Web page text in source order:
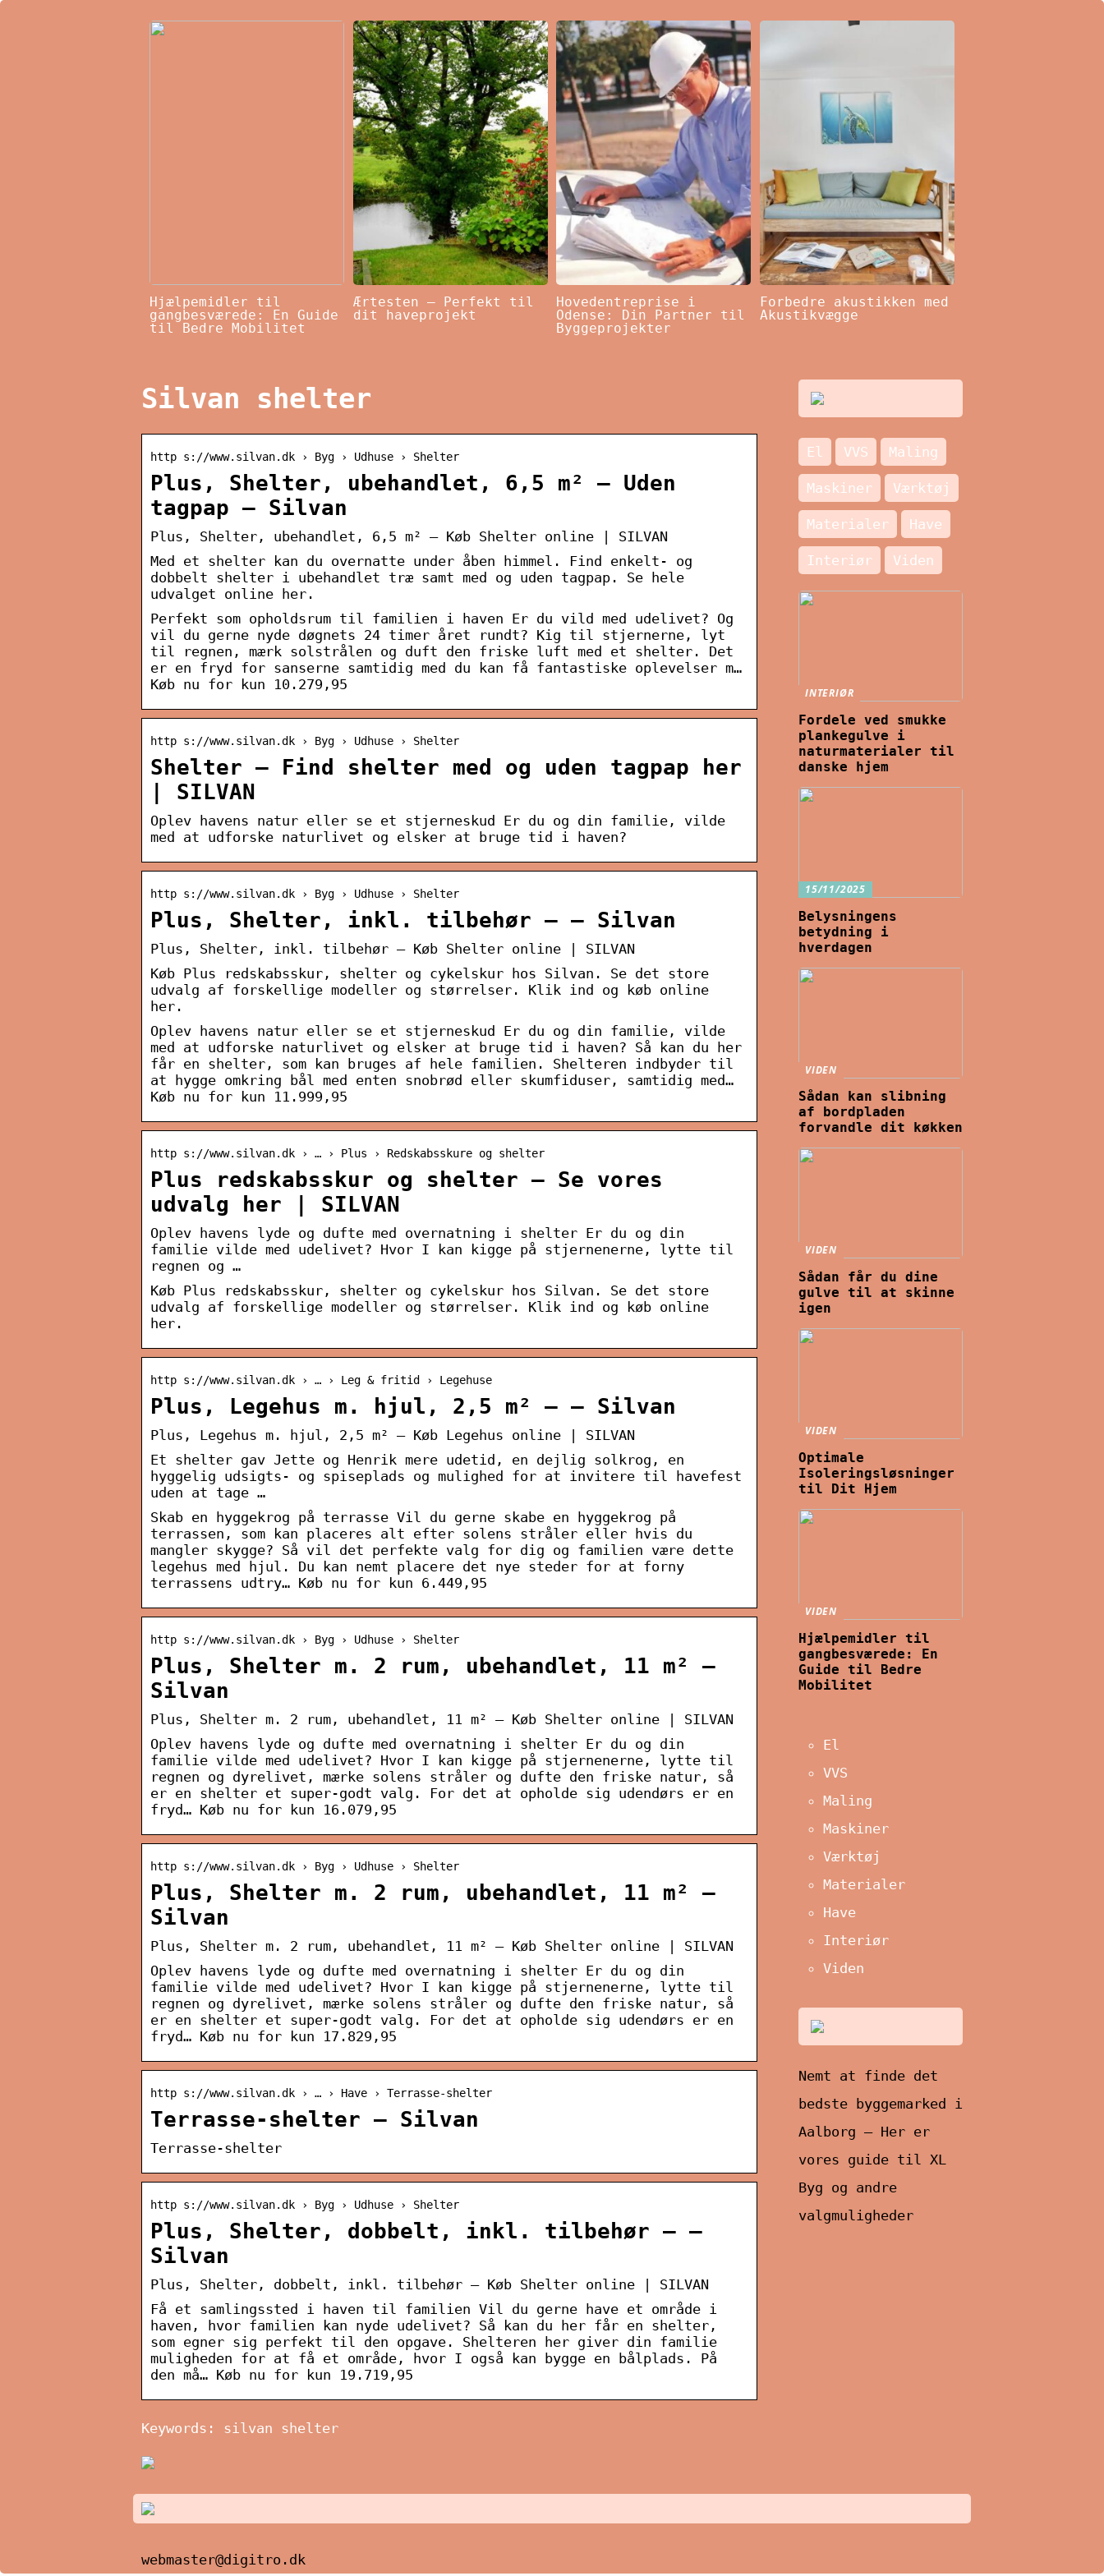
Hjælpemidler til
gangbesværede: En Guide
til Bedre Mobilitet
Ærtesten – Perfekt til
dit haveprojekt
Hovedentreprise i
Odense: Din Partner til
Byggeprojekter
Forbedre akustikken med
Akustikvægge
Silvan shelter
http s://www.silvan.dk › Byg › Udhuse › Shelter
Plus, Shelter, ubehandlet, 6,5 m² – Uden
tagpap – Silvan
Plus, Shelter, ubehandlet, 6,5 m² – Køb Shelter online | SILVAN
Med et shelter kan du overnatte under åben himmel. Find enkelt- og
dobbelt shelter i ubehandlet træ samt med og uden tagpap. Se hele
udvalget online her.
Perfekt som opholdsrum til familien i haven Er du vild med udelivet? Og
vil du gerne nyde døgnets 24 timer året rundt? Kig til stjernerne, lyt
til regnen, mærk solstrålen og duft den friske luft med et shelter. Det
er en fryd for sanserne samtidig med du kan få fantastiske oplevelser m…
Køb nu for kun 10.279,95
http s://www.silvan.dk › Byg › Udhuse › Shelter
Shelter – Find shelter med og uden tagpap her
| SILVAN
Oplev havens natur eller se et stjerneskud Er du og din familie, vilde
med at udforske naturlivet og elsker at bruge tid i haven?
http s://www.silvan.dk › Byg › Udhuse › Shelter
Plus, Shelter, inkl. tilbehør – – Silvan
Plus, Shelter, inkl. tilbehør – Køb Shelter online | SILVAN
Køb Plus redskabsskur, shelter og cykelskur hos Silvan. Se det store
udvalg af forskellige modeller og størrelser. Klik ind og køb online
her.
Oplev havens natur eller se et stjerneskud Er du og din familie, vilde
med at udforske naturlivet og elsker at bruge tid i haven? Så kan du her
får en shelter, som kan bruges af hele familien. Shelteren indbyder til
at hygge omkring bål med enten snobrød eller skumfiduser, samtidig med…
Køb nu for kun 11.999,95
http s://www.silvan.dk › … › Plus › Redskabsskure og shelter
Plus redskabsskur og shelter – Se vores
udvalg her | SILVAN
Oplev havens lyde og dufte med overnatning i shelter Er du og din
familie vilde med udelivet? Hvor I kan kigge på stjernenerne, lytte til
regnen og …
Køb Plus redskabsskur, shelter og cykelskur hos Silvan. Se det store
udvalg af forskellige modeller og størrelser. Klik ind og køb online
her.
http s://www.silvan.dk › … › Leg & fritid › Legehuse
Plus, Legehus m. hjul, 2,5 m² – – Silvan
Plus, Legehus m. hjul, 2,5 m² – Køb Legehus online | SILVAN
Et shelter gav Jette og Henrik mere udetid, en dejlig solkrog, en
hyggelig udsigts- og spiseplads og mulighed for at invitere til havefest
uden at tage …
Skab en hyggekrog på terrasse Vil du gerne skabe en hyggekrog på
terrassen, som kan placeres alt efter solens stråler eller hvis du
mangler skygge? Så vil det perfekte valg for dig og familien være dette
legehus med hjul. Du kan nemt placere det nye steder for at forny
terrassens udtry… Køb nu for kun 6.449,95
http s://www.silvan.dk › Byg › Udhuse › Shelter
Plus, Shelter m. 2 rum, ubehandlet, 11 m² –
Silvan
Plus, Shelter m. 2 rum, ubehandlet, 11 m² – Køb Shelter online | SILVAN
Oplev havens lyde og dufte med overnatning i shelter Er du og din
familie vilde med udelivet? Hvor I kan kigge på stjernenerne, lytte til
regnen og dyrelivet, mærke solens stråler og dufte den friske natur, så
er en shelter et super-godt valg. For det at opholde sig udendørs er en
fryd… Køb nu for kun 16.079,95
http s://www.silvan.dk › Byg › Udhuse › Shelter
Plus, Shelter m. 2 rum, ubehandlet, 11 m² –
Silvan
Plus, Shelter m. 2 rum, ubehandlet, 11 m² – Køb Shelter online | SILVAN
Oplev havens lyde og dufte med overnatning i shelter Er du og din
familie vilde med udelivet? Hvor I kan kigge på stjernenerne, lytte til
regnen og dyrelivet, mærke solens stråler og dufte den friske natur, så
er en shelter et super-godt valg. For det at opholde sig udendørs er en
fryd… Køb nu for kun 17.829,95
http s://www.silvan.dk › … › Have › Terrasse-shelter
Terrasse-shelter – Silvan
Terrasse-shelter
http s://www.silvan.dk › Byg › Udhuse › Shelter
Plus, Shelter, dobbelt, inkl. tilbehør – –
Silvan
Plus, Shelter, dobbelt, inkl. tilbehør – Køb Shelter online | SILVAN
Få et samlingssted i haven til familien Vil du gerne have et område i
haven, hvor familien kan nyde udelivet? Så kan du her får en shelter,
som egner sig perfekt til den opgave. Shelteren her giver din familie
muligheden for at få et område, hvor I også kan bygge en bålplads. På
den må… Køb nu for kun 19.719,95
Keywords: silvan shelter
El VVS Maling
Maskiner Værktøj
Materialer Have
Interiør Viden
INTERIØR
Fordele ved smukke
plankegulve i
naturmaterialer til
danske hjem
15/11/2025
Belysningens
betydning i
hverdagen
VIDEN
Sådan kan slibning
af bordpladen
forvandle dit køkken
VIDEN
Sådan får du dine
gulve til at skinne
igen
VIDEN
Optimale
Isoleringsløsninger
til Dit Hjem
VIDEN
Hjælpemidler til
gangbesværede: En
Guide til Bedre
Mobilitet
El
VVS
Maling
Maskiner
Værktøj
Materialer
Have
Interiør
Viden
Nemt at finde det
bedste byggemarked i
Aalborg – Her er
vores guide til XL
Byg og andre
valgmuligheder
webmaster@digitro.dk